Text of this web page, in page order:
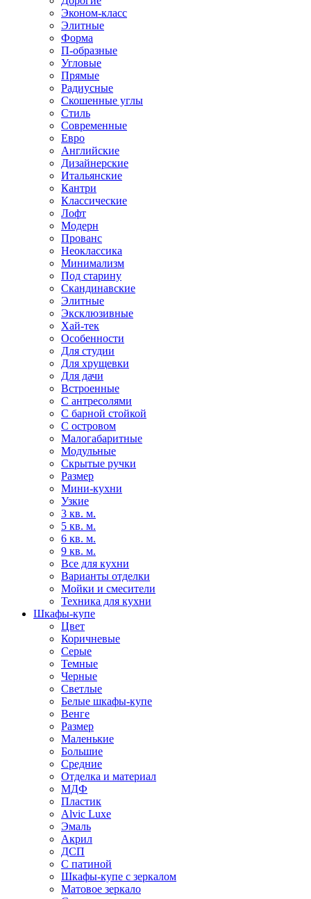
Эконом-класс
Элитные
Форма
П-образные
Угловые
Прямые
Радиусные
Скошенные углы
Стиль
Современные
Евро
Английские
Дизайнерские
Итальянские
Кантри
Классические
Лофт
Модерн
Прованс
Неоклассика
Минимализм
Под старину
Скандинавские
Элитные
Эксклюзивные
Хай-тек
Особенности
Для студии
Для хрущевки
Для дачи
Встроенные
С антресолями
С барной стойкой
С островом
Малогабаритные
Модульные
Скрытые ручки
Размер
Мини-кухни
Узкие
3 кв. м.
5 кв. м.
6 кв. м.
9 кв. м.
Все для кухни
Варианты отделки
Мойки и смесители
Техника для кухни
Шкафы-купе
Цвет
Коричневые
Серые
Темные
Черные
Светлые
Белые шкафы-купе
Венге
Размер
Маленькие
Большие
Средние
Отделка и материал
МДФ
Пластик
Alvic Luxe
Эмаль
Акрил
ДСП
С патиной
Шкафы-купе с зеркалом
Матовое зеркало